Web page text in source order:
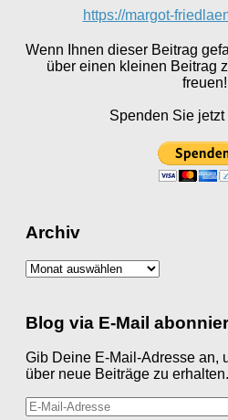
https://margot-
Wenn Ihnen dieser Beitrag
über einen kleinen Beitrag
freuen!
Spenden Sie jetzt
Archiv
Archiv
Blog via E-Mail
Gib Deine E-Mail-Adresse an,
über neue Beiträge zu erhalten.
E-